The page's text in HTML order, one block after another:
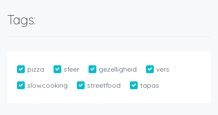
Tags:
pizza sfeer gezelligheid
vers
slowcooking
streetfood tapas